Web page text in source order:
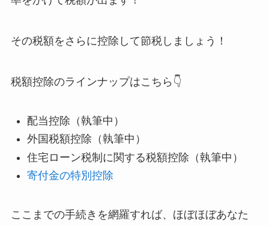
その税額をさらに控除して節税しましょう！
税額控除のラインナップはこちら👇
配当控除（執筆中）
外国税額控除（執筆中）
住宅ローン税制に関する税額控除（執筆中）
寄付金の特別控除
ここまでの手続きを網羅すれば、ほぼほぼあなた